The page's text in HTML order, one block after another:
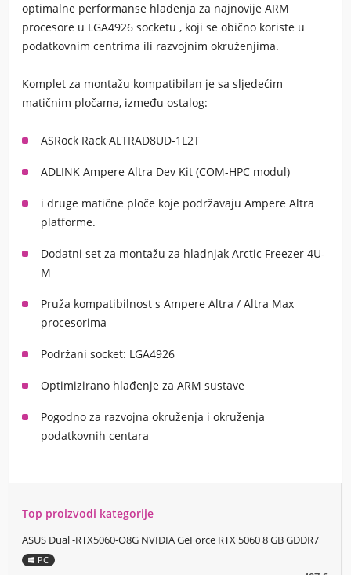
optimalne performanse hlađenja za najnovije ARM
procesore u LGA4926 socketu , koji se obično koriste u
podatkovnim centrima ili razvojnim okruženjima.
Komplet za montažu kompatibilan je sa sljedećim
matičnim pločama, između ostalog:
ASRock Rack ALTRAD8UD-1L2T
ADLINK Ampere Altra Dev Kit (COM-HPC modul)
i druge matične ploče koje podržavaju Ampere Altra
platforme.
Dodatni set za montažu za hladnjak Arctic Freezer 4U-
M
Pruža kompatibilnost s Ampere Altra / Altra Max
procesorima
Podržani socket: LGA4926
Optimizirano hlađenje za ARM sustave
Pogodno za razvojna okruženja i okruženja
podatkovnih centara
Top proizvodi kategorije
ASUS Dual -RTX5060-O8G NVIDIA GeForce RTX 5060 8 GB GDDR7
PC